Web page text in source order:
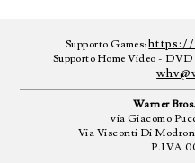
Supporto Games:https://
Supporto Home Video -
Warner
via Giacomo
Via Visconti Di
P.IVA